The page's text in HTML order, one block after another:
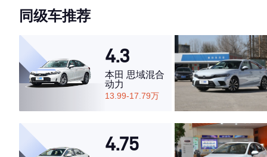
·空间表现较为优秀，优于75%同级车
同级车推荐
4.3
本田 思域混合
动力
13.99-17.79万
4.75